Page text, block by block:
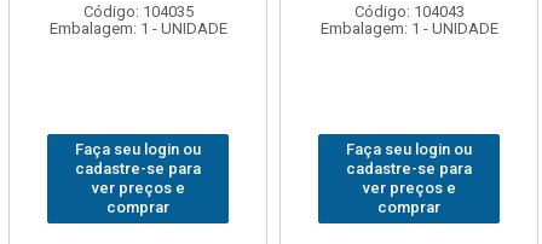
Código: 104035
Embalagem: 1 - UNIDADE
Faça seu login ou
cadastre-se para
ver preços e
comprar
Código: 104043
Embalagem: 1 - UNIDADE
Faça seu login ou
cadastre-se para
ver preços e
comprar